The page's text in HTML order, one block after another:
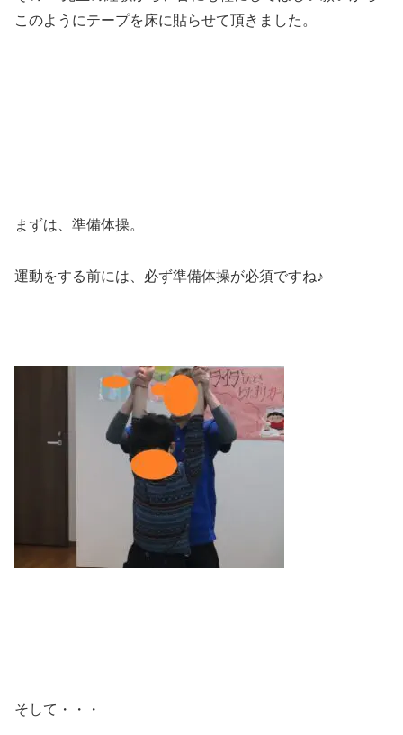
このようにテープを床に貼らせて頂きました。
まずは、準備体操。
運動をする前には、必ず準備体操が必須ですね♪
そして・・・